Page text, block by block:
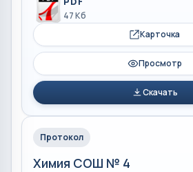
47 Кб
Карточка
Просмотр
Скачать
Протокол
Химия СОШ № 4